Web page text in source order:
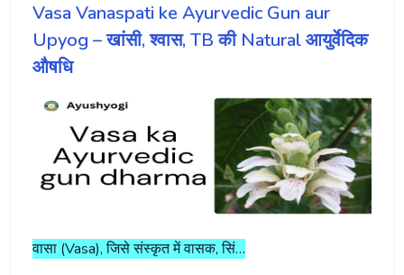
Vasa Vanaspati ke Ayurvedic Gun aur
Upyog – खांसी, श्वास, TB की Natural आयुर्वेदिक
औषधि
वासा (Vasa), जिसे संस्कृत में वासक, सिं…